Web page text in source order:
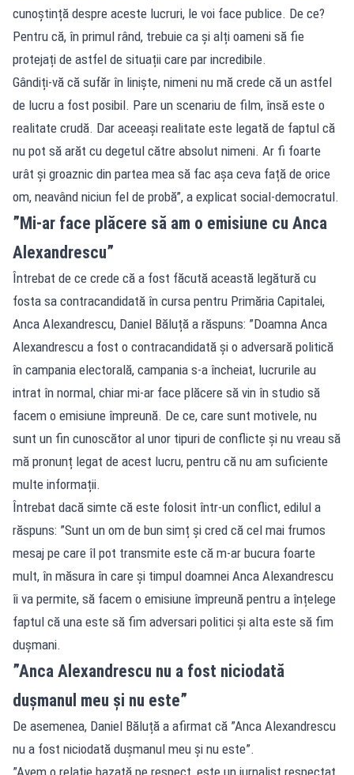
cunoștință despre aceste lucruri, le voi face publice. De ce?
Pentru că, în primul rând, trebuie ca și alți oameni să fie
protejați de astfel de situații care par incredibile.
Gândiți-vă că sufăr în liniște, nimeni nu mă crede că un astfel
de lucru a fost posibil. Pare un scenariu de film, însă este o
realitate crudă. Dar aceeași realitate este legată de faptul că
nu pot să arăt cu degetul către absolut nimeni. Ar fi foarte
urât și groaznic din partea mea să fac așa ceva față de orice
om, neavând niciun fel de probă”, a explicat social-democratul.
”Mi-ar face plăcere să am o emisiune cu Anca
Alexandrescu”
Întrebat de ce crede că a fost făcută această legătură cu
fosta sa contracandidată în cursa pentru Primăria Capitalei,
Anca Alexandrescu, Daniel Băluță a răspuns: ”Doamna Anca
Alexandrescu a fost o contracandidată și o adversară politică
în campania electorală, campania s-a încheiat, lucrurile au
intrat în normal, chiar mi-ar face plăcere să vin în studio să
facem o emisiune împreună. De ce, care sunt motivele, nu
sunt un fin cunoscător al unor tipuri de conflicte și nu vreau să
mă pronunț legat de acest lucru, pentru că nu am suficiente
multe informații.
Întrebat dacă simte că este folosit într-un conflict, edilul a
răspuns: ”Sunt un om de bun simț și cred că cel mai frumos
mesaj pe care îl pot transmite este că m-ar bucura foarte
mult, în măsura în care și timpul doamnei Anca Alexandrescu
îi va permite, să facem o emisiune împreună pentru a înțelege
faptul că una este să fim adversari politici și alta este să fim
dușmani.
”Anca Alexandrescu nu a fost niciodată
dușmanul meu și nu este”
De asemenea, Daniel Băluță a afirmat că ”Anca Alexandrescu
nu a fost niciodată dușmanul meu și nu este”.
”Avem o relație bazată pe respect, este un jurnalist respectat,